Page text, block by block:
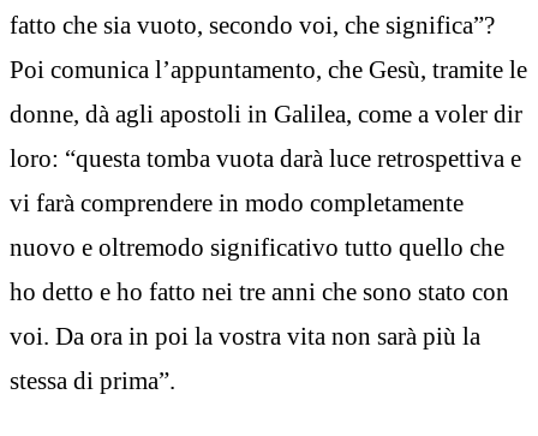
fatto che sia vuoto, secondo voi, che significa”?
Poi comunica l’appuntamento, che Gesù, tramite le
donne, dà agli apostoli in Galilea, come a voler dir
loro: “questa tomba vuota darà luce retrospettiva e
vi farà comprendere in modo completamente
nuovo e oltremodo significativo tutto quello che
ho detto e ho fatto nei tre anni che sono stato con
voi. Da ora in poi la vostra vita non sarà più la
stessa di prima”.